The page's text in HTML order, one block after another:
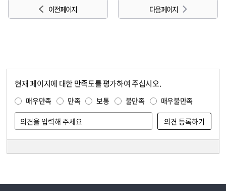
이전 페이지 다음 페이지
현재 페이지에 대한 만족도를 평가하여 주십시오.
매우만족 만족 보통 불만족 매우불만족